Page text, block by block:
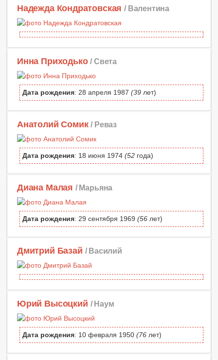
Надежда Кондратовская / Валентина
Инна Приходько / Света
Дата рождения: 28 апреля 1987 (39 лет)
Анатолий Сомик / Реваз
Дата рождения: 18 июня 1974 (52 года)
Диана Малая / Марьяна
Дата рождения: 29 сентября 1969 (56 лет)
Дмитрий Базай / Василий
Юрий Высоцкий / Наум
Дата рождения: 10 февраля 1950 (76 лет)